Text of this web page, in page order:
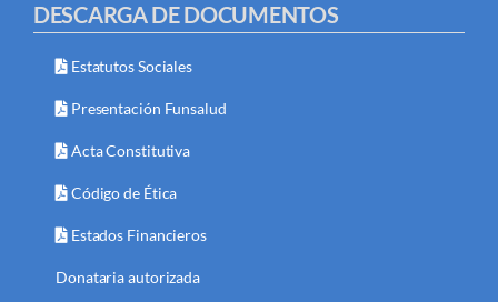
DESCARGA DE DOCUMENTOS
Estatutos Sociales
Presentación Funsalud
Acta Constitutiva
Código de Ética
Estados Financieros
Donataria autorizada